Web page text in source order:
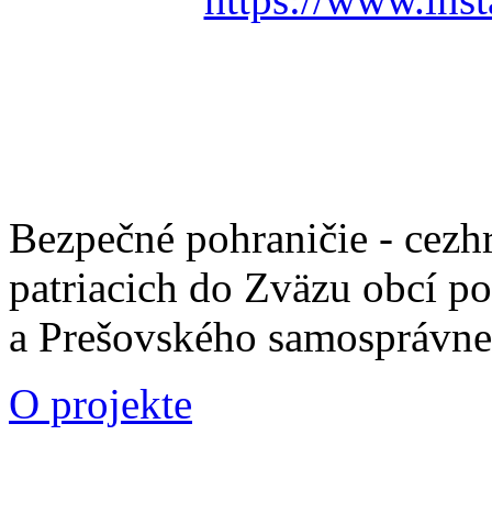
Bezpečné pohraničie -
patriacich do Zväzu obcí
a Prešovského
O projekte